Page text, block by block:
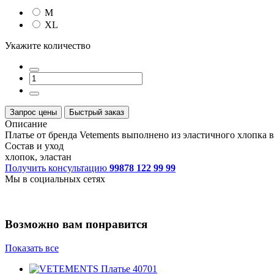
M
XL
Укажите количество
Запрос цены Быстрый заказ
Описание
Платье от бренда Vetements выполнено из эластичного
Состав и уход
хлопок, эластан
Получить консультацию 99878 122 99 99
Мы в социальных сетях
Возможно вам понравится
Показать все